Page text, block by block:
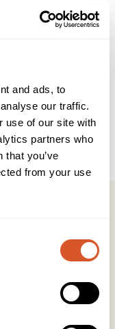
and ads, to
our traffic.
use of our site with
partners who
that you’ve
from your use
for å møte
formen sørger for
gir et kraftig,